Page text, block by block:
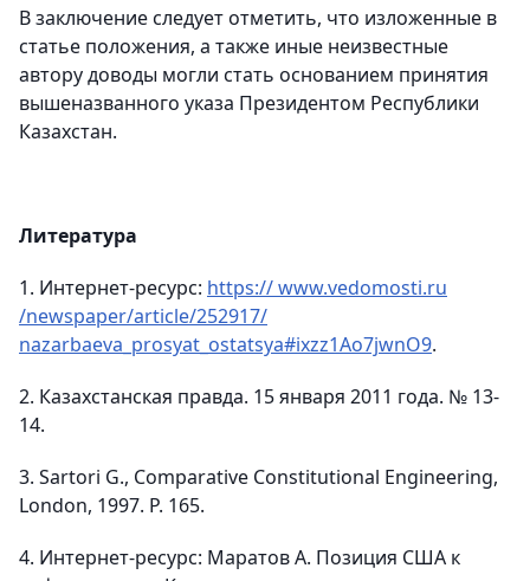
В заключение следует отметить, что изложенные в
статье положения, а также иные неизвестные
автору доводы могли стать основанием принятия
вышеназванного указа Президентом Республики
Казахстан.
Литература
1. Интернет-ресурс: https:// www.vedomosti.ru
/newspaper/article/252917/
nazarbaeva_prosyat_ostatsya#ixzz1Ao7jwnO9.
2. Казахстанская правда. 15 января 2011 года. № 13-
14.
3. Sartori G., Comparative Constitutional Engineering,
London, 1997. Р. 165.
4. Интернет-ресурс: Маратов А. Позиция США к